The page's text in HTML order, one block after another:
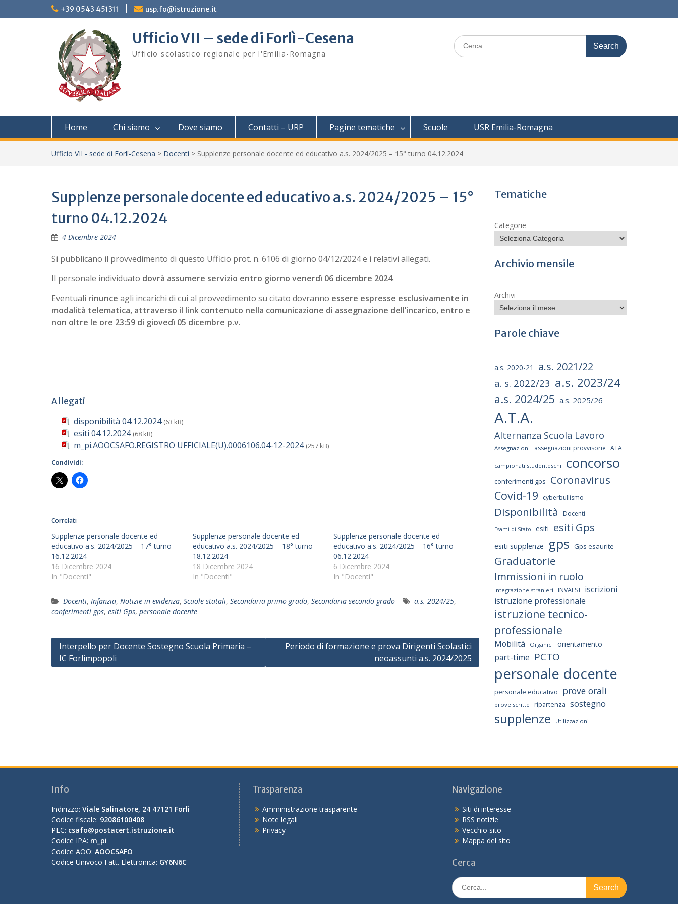
to
+39 0543 451311 usp.fo@istruzione.it
Ufficio VII – sede di Forlì-Cesena
Ufficio scolastico regionale per l'Emilia-Romagna
Search
for:
Home Chi siamo Dove siamo Contatti – URP Pagine tematiche Scuole USR Emilia-Romagna
Ufficio VII - sede di Forlì-Cesena > Docenti > Supplenze personale docente ed educativo a.s. 2024/2025 – 15° turno 04.12.2024
Supplenze personale docente ed educativo a.s. 2024/2025 – 15°
turno 04.12.2024
4 Dicembre 2024
Si pubblicano il provvedimento di questo Ufficio prot. n. 6106 di giorno 04/12/2024 e i relativi allegati.
Il personale individuato dovrà assumere servizio entro giorno venerdì 06 dicembre 2024.
Eventuali rinunce agli incarichi di cui al provvedimento su citato dovranno essere espresse esclusivamente in
modalità telematica, attraverso il link contenuto nella comunicazione di assegnazione dell’incarico, entro e
non oltre le ore 23:59 di giovedì 05 dicembre p.v.
Allegati
disponibilità 04.12.2024 (63 kB)
esiti 04.12.2024 (68 kB)
m_pi.AOOCSAFO.REGISTRO UFFICIALE(U).0006106.04-12-2024 (257 kB)
Condividi:
Correlati
Supplenze personale docente ed
educativo a.s. 2024/2025 – 17° turno
16.12.2024
16 Dicembre 2024
In "Docenti"
Supplenze personale docente ed
educativo a.s. 2024/2025 – 18° turno
18.12.2024
18 Dicembre 2024
In "Docenti"
Supplenze personale docente ed
educativo a.s. 2024/2025 – 16° turno
06.12.2024
6 Dicembre 2024
In "Docenti"
Docenti, Infanzia, Notizie in evidenza, Scuole statali, Secondaria primo grado, Secondaria secondo grado a.s. 2024/25,
conferimenti gps, esiti Gps, personale docente
Navigazione
articoli
Interpello per Docente Sostegno Scuola Primaria –
IC Forlimpopoli
Periodo di formazione e prova Dirigenti Scolastici
neoassunti a.s. 2024/2025
Tematiche
Categorie
Archivio mensile
Archivi
Parole chiave
a.s. 2020-21 a.s. 2021/22
a. s. 2022/23 a.s. 2023/24
a.s. 2024/25 a.s. 2025/26
A.T.A.
Alternanza Scuola Lavoro
Assegnazioni assegnazioni provvisorie ATA
campionati studenteschi concorso
conferimenti gps Coronavirus
Covid-19 cyberbullismo
Disponibilità Docenti
Esami di Stato esiti esiti Gps
esiti supplenze gps Gps esaurite
Graduatorie
Immissioni in ruolo
Integrazione stranieri INVALSI
iscrizioni
istruzione professionale
istruzione tecnico-
professionale
Mobilità Organici orientamento
part-time PCTO
personale docente
personale educativo prove orali
prove scritte ripartenza sostegno
supplenze Utilizzazioni
Info
Indirizzo: Viale Salinatore, 24 47121 Forlì
Codice fiscale: 92086100408
PEC: csafo@postacert.istruzione.it
Codice IPA: m_pi
Codice AOO: AOOCSAFO
Codice Univoco Fatt. Elettronica: GY6N6C
Trasparenza
Amministrazione trasparente
Note legali
Privacy
Navigazione
Siti di interesse
RSS notizie
Vecchio sito
Mappa del sito
Cerca
Search
for: